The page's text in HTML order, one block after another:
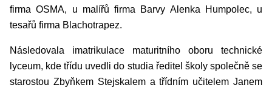
firma OSMA, u malířů firma Barvy Alenka Humpolec, u
tesařů firma Blachotrapez.
Následovala imatrikulace maturitního oboru technické
lyceum, kde třídu uvedli do studia ředitel školy společně se
starostou Zbyňkem Stejskalem a třídním učitelem Janem